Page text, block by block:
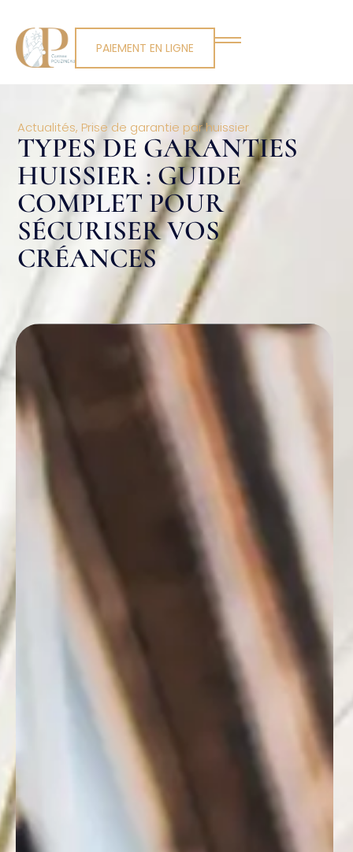
PAIEMENT EN LIGNE
Actualités, Prise de garantie par huissier
TYPES DE GARANTIES
HUISSIER : GUIDE
COMPLET POUR
SÉCURISER VOS
CRÉANCES